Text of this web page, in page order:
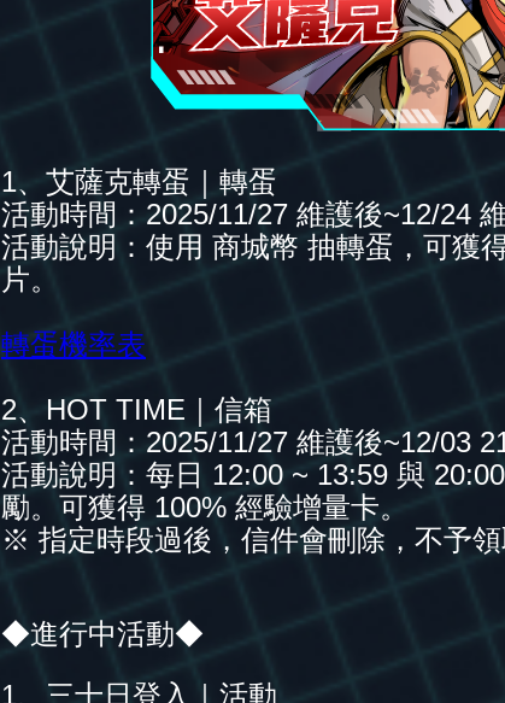
1、艾薩克轉蛋｜轉蛋
活動時間：2025/11/27 維護後~12/24
活動說明：使用 商城幣 抽轉蛋，可獲
片。
轉蛋機率表
2、HOT TIME｜信箱
活動時間：2025/11/27 維護後~12/03
活動說明：每日 12:00 ~ 13:59 與
勵。可獲得 100% 經驗增量卡。
※ 指定時段過後，信件會刪除，不予領
◆進行中活動◆
1、三十日登入｜活動